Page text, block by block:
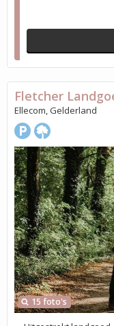
15 foto's
Fletcher
Ellecom, Gelderland